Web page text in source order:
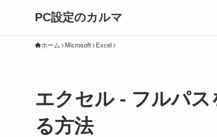
PC設定のカルマ
ホーム Microsoft Excel
エクセル - フルパ
る方法